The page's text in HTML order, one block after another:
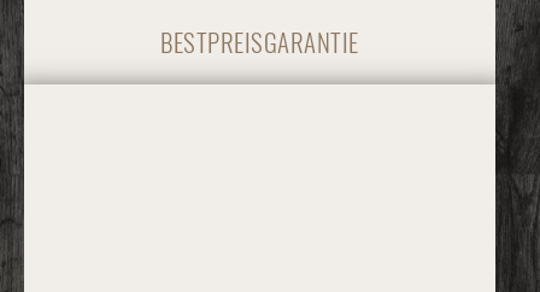
BESTPREISGARANTIE